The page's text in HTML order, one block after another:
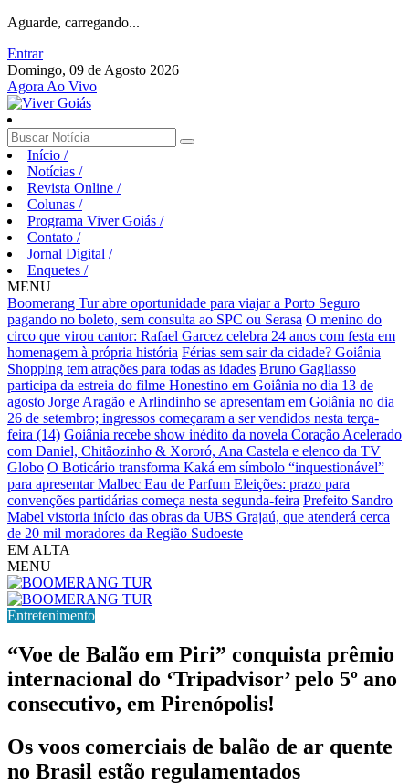
Aguarde, carregando...
Entrar
Domingo, 09 de Agosto 2026
Agora Ao Vivo
Início /
Notícias /
Revista Online /
Colunas /
Programa Viver Goiás /
Contato /
Jornal Digital /
Enquetes /
MENU
Boomerang Tur abre oportunidade para viajar a Porto Seguro
pagando no boleto, sem consulta ao SPC ou Serasa O menino do
circo que virou cantor: Rafael Garcez celebra 24 anos com festa em
homenagem à própria história Férias sem sair da cidade? Goiânia
Shopping tem atrações para todas as idades Bruno Gagliasso
participa da estreia do filme Honestino em Goiânia no dia 13 de
agosto Jorge Aragão e Arlindinho se apresentam em Goiânia no dia
26 de setembro; ingressos começaram a ser vendidos nesta terça-
feira (14) Goiânia recebe show inédito da novela Coração Acelerado
com Daniel, Chitãozinho & Xororó, Ana Castela e elenco da TV
Globo O Boticário transforma Kaká em símbolo “inquestionável”
para apresentar Malbec Eau de Parfum Eleições: prazo para
convenções partidárias começa nesta segunda-feira Prefeito Sandro
Mabel vistoria início das obras da UBS Grajaú, que atenderá cerca
de 20 mil moradores da Região Sudoeste
EM ALTA
MENU
Entretenimento
“Voe de Balão em Piri” conquista prêmio
internacional do ‘Tripadvisor’ pelo 5º ano
consecutivo, em Pirenópolis!
Os voos comerciais de balão de ar quente
no Brasil estão regulamentados